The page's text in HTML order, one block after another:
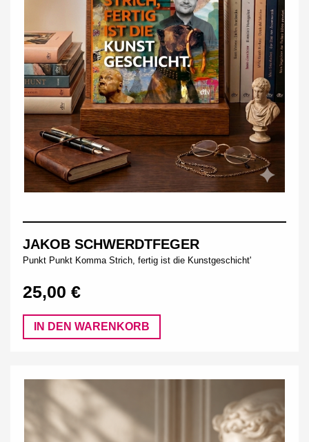
JAKOB SCHWERDTFEGER
Punkt Punkt Komma Strich, fertig ist die Kunstgeschicht'
25,00 €
IN DEN WARENKORB